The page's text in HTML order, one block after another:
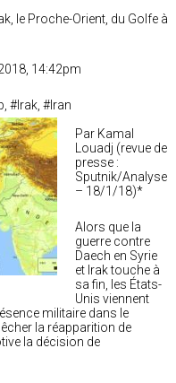
le Proche-Orient, du Golfe à
14:42pm
#Irak, #Iran
Par Kamal
Louadj (revue de
presse :
Sputnik/Analyse
– 18/1/18)*
Alors que la
guerre contre
Daech en Syrie
et Irak touche à
sa fin, les États-
Unis viennent
militaire dans le
la réapparition de
la décision de